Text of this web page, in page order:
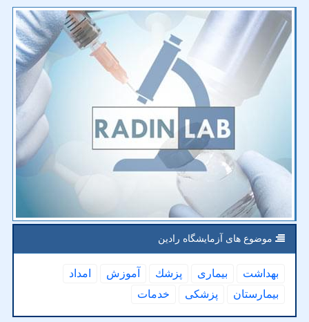
موضوع های آزمایشگاه رادین
بهداشت بیماری پزشك آموزش
امداد
بیمارستان
پزشكی خدمات